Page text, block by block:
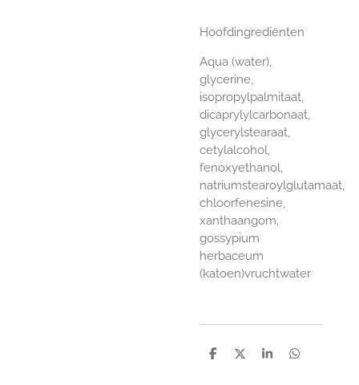
Hoofdingrediënten
Aqua (water),
glycerine,
isopropylpalmitaat,
dicaprylylcarbonaat,
glycerylstearaat,
cetylalcohol,
fenoxyethanol,
natriumstearoylglutamaat,
chloorfenesine,
xanthaangom,
gossypium
herbaceum
(katoen)vruchtwater
D
D
S
D